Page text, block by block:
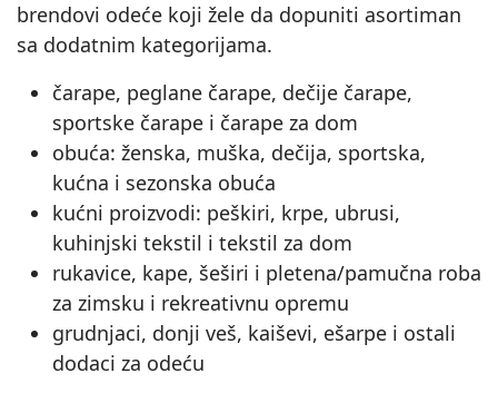
brendovi odeće koji žele da dopuniti asortiman
sa dodatnim kategorijama.
čarape, peglane čarape, dečije čarape,
sportske čarape i čarape za dom
obuća: ženska, muška, dečija, sportska,
kućna i sezonska obuća
kućni proizvodi: peškiri, krpe, ubrusi,
kuhinjski tekstil i tekstil za dom
rukavice, kape, šeširi i pletena/pamučna roba
za zimsku i rekreativnu opremu
grudnjaci, donji veš, kaiševi, ešarpe i ostali
dodaci za odeću